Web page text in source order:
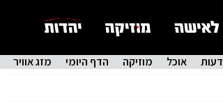
דעות אוכל מוזיקה הדף היומי מזג אוויר